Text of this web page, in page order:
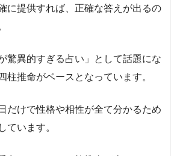
に提供すれば、正確な答えが出るの
驚異的すぎる占い」として話題にな
柱推命がベースとなっています。
だけで性格や相性が全て分かるため
ています。